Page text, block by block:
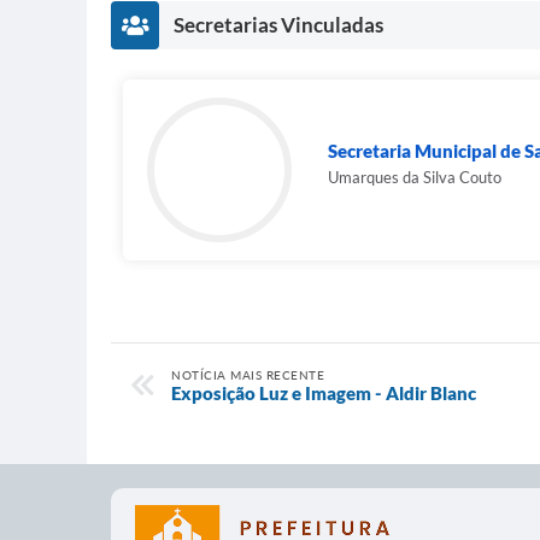
Secretarias Vinculadas
Secretaria Municipal de
Umarques da Silva Couto
NOTÍCIA MAIS RECENTE
Exposição Luz e Imagem - Aldir Blanc